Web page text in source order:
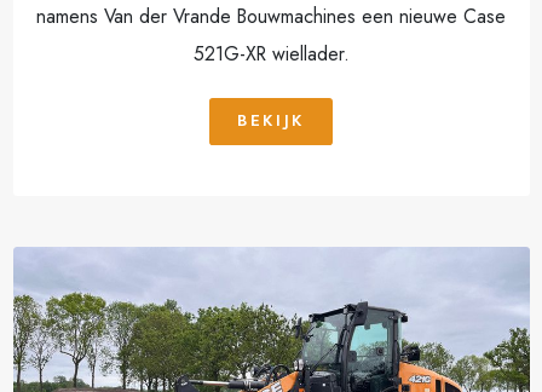
namens Van der Vrande Bouwmachines een nieuwe Case
521G-XR wiellader.
BEKIJK